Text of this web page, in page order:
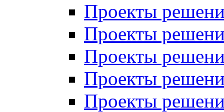
Проекты
Проекты
Проекты
Проекты
Проекты